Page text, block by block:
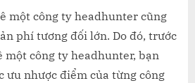
một công ty headhunter cũng
phí tương đối lớn. Do đó, trước
công ty headhunter, bạn
ưu nhược điểm của từng công